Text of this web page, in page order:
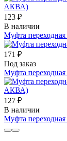
123 ₽
В наличии
Муфта
171 ₽
Под заказ
Муфта
127 ₽
В наличии
Муфта